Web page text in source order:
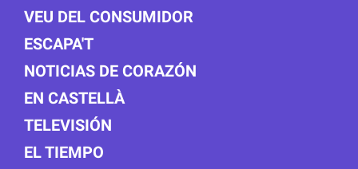
VEU DEL CONSUMIDOR
ESCAPA'T
NOTICIAS DE CORAZÓN
EN CASTELLÀ
TELEVISIÓN
EL TIEMPO